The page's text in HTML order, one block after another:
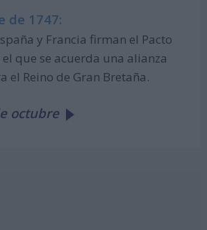
de 1747:
y Francia firman el Pacto
que se acuerda una alianza
el Reino de Gran Bretaña.
octubre